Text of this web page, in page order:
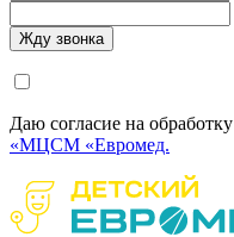
Даю согласие на обработку
«МЦСМ «Евромед.